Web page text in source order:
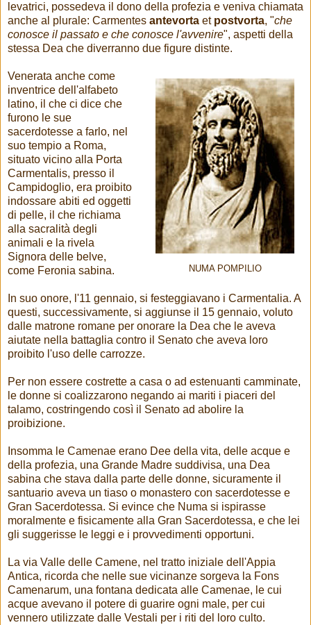
levatrici, possedeva il dono della profezia e veniva chiamata
anche al plurale: Carmentes antevorta et postvorta, "che
conosce il passato e che conosce l'avvenire", aspetti della
stessa Dea che diverranno due figure distinte.
NUMA POMPILIO
Venerata anche come
inventrice dell'alfabeto
latino, il che ci dice che
furono le sue
sacerdotesse a farlo, nel
suo tempio a Roma,
situato vicino alla Porta
Carmentalis, presso il
Campidoglio, era proibito
indossare abiti ed oggetti
di pelle, il che richiama
alla sacralità degli
animali e la rivela
Signora delle belve,
come Feronia sabina.
In suo onore, l'11 gennaio, si festeggiavano i Carmentalia. A
questi, successivamente, si aggiunse il 15 gennaio, voluto
dalle matrone romane per onorare la Dea che le aveva
aiutate nella battaglia contro il Senato che aveva loro
proibito l'uso delle carrozze.
Per non essere costrette a casa o ad estenuanti camminate,
le donne si coalizzarono negando ai mariti i piaceri del
talamo, costringendo così il Senato ad abolire la
proibizione.
Insomma le Camenae erano Dee della vita, delle acque e
della profezia, una Grande Madre suddivisa, una Dea
sabina che stava dalla parte delle donne, sicuramente il
santuario aveva un tiaso o monastero con sacerdotesse e
Gran Sacerdotessa. Si evince che Numa si ispirasse
moralmente e fisicamente alla Gran Sacerdotessa, e che lei
gli suggerisse le leggi e i provvedimenti opportuni.
La via Valle delle Camene, nel tratto iniziale dell'Appia
Antica, ricorda che nelle sue vicinanze sorgeva la Fons
Camenarum, una fontana dedicata alle Camenae, le cui
acque avevano il potere di guarire ogni male, per cui
vennero utilizzate dalle Vestali per i riti del loro culto.